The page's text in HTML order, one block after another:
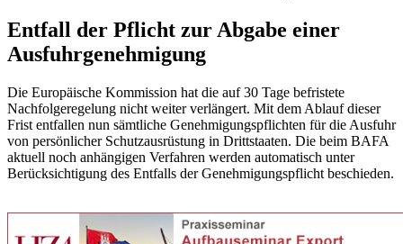
Entfall der Pflicht zur Abgabe einer
Ausfuhrgenehmigung
Die Europäische Kommission hat die auf 30 Tage befristete
Nachfolgeregelung nicht weiter verlängert. Mit dem Ablauf dieser
Frist entfallen nun sämtliche Genehmigungspflichten für die Ausfuhr
von persönlicher Schutzausrüstung in Drittstaaten. Die beim BAFA
aktuell noch anhängigen Verfahren werden automatisch unter
Berücksichtigung des Entfalls der Genehmigungspflicht beschieden.